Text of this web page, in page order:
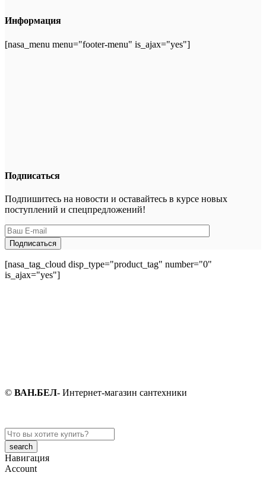
Информация
[nasa_menu menu="footer-menu" is_ajax="yes"]
Подписаться
Подпишитесь на новости и оставайтесь в курсе новых
поступлений и спецпредложений!
[nasa_tag_cloud disp_type="product_tag" number="0"
is_ajax="yes"]
© ВАН.БЕЛ- Интернет-магазин сантехники
Search
here
Навигация
Account